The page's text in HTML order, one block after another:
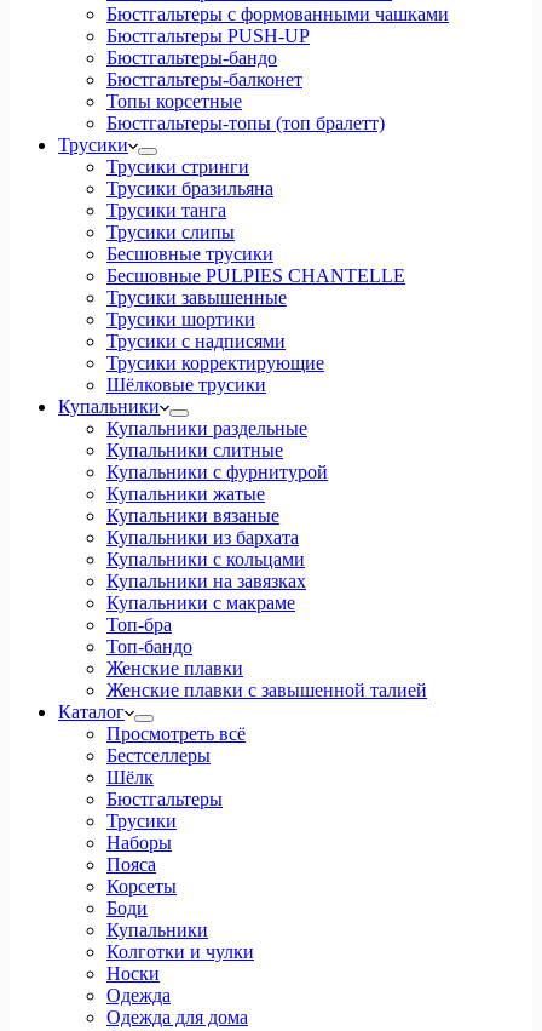
Бюстгальтеры с формованными чашками
Бюстгальтеры PUSH-UP
Бюстгальтеры-бандо
Бюстгальтеры-балконет
Топы корсетные
Бюстгальтеры-топы (топ бралетт)
Трусики
Трусики стринги
Трусики бразильяна
Трусики танга
Трусики слипы
Бесшовные трусики
Бесшовные PULPIES CHANTELLE
Трусики завышенные
Трусики шортики
Трусики с надписями
Трусики корректирующие
Шёлковые трусики
Купальники
Купальники раздельные
Купальники слитные
Купальники с фурнитурой
Купальники жатые
Купальники вязаные
Купальники из бархата
Купальники с кольцами
Купальники на завязках
Купальники с макраме
Топ-бра
Топ-бандо
Женские плавки
Женские плавки с завышенной талией
Каталог
Просмотреть всё
Бестселлеры
Шёлк
Бюстгальтеры
Трусики
Наборы
Пояса
Корсеты
Боди
Купальники
Колготки и чулки
Носки
Одежда
Одежда для дома